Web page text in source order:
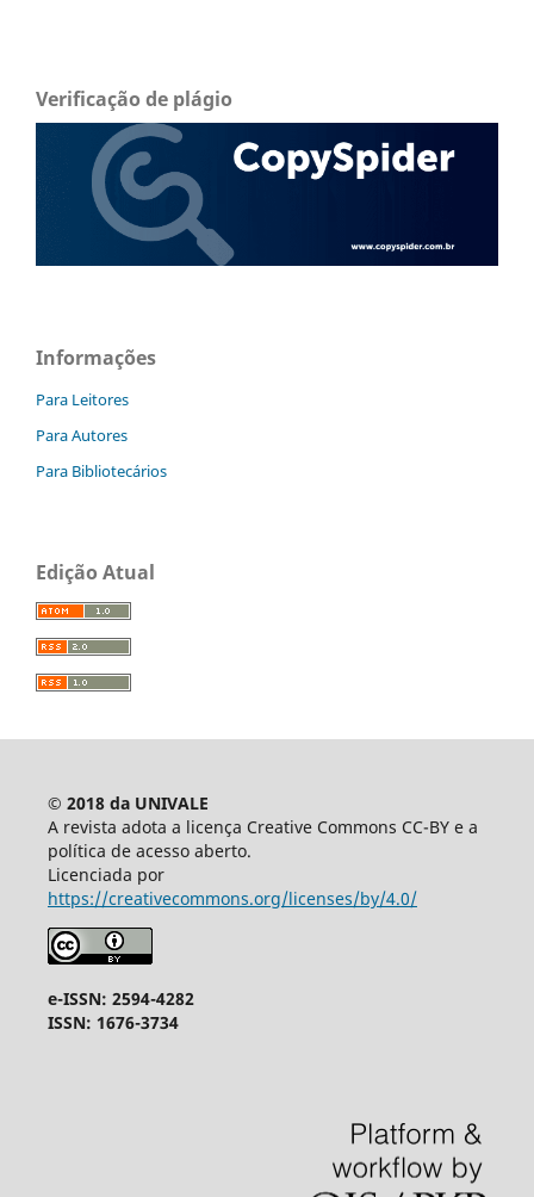
Verificação de plágio
Informações
Para Leitores
Para Autores
Para Bibliotecários
Edição Atual
© 2018 da UNIVALE
A revista adota a licença Creative Commons CC-BY e a
política de acesso aberto.
Licenciada por
https://creativecommons.org/licenses/by/4.0/
e-ISSN: 2594-4282
ISSN: 1676-3734